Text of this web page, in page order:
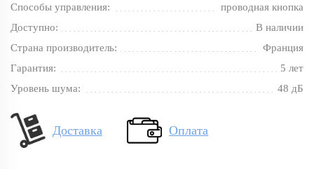
Способы управления:
проводная кнопка
Доступно:
В наличии
Страна производитель:
Франция
Гарантия:
5 лет
Уровень шума:
48 дБ
Доставка Оплата